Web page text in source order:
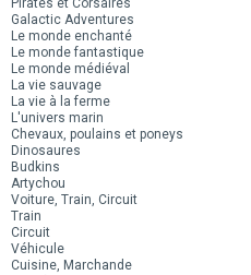
Pirates et Corsaires
Galactic Adventures
Le monde enchanté
Le monde fantastique
Le monde médiéval
La vie sauvage
La vie à la ferme
L'univers marin
Chevaux, poulains et poneys
Dinosaures
Budkins
Artychou
Voiture, Train, Circuit
Train
Circuit
Véhicule
Cuisine, Marchande